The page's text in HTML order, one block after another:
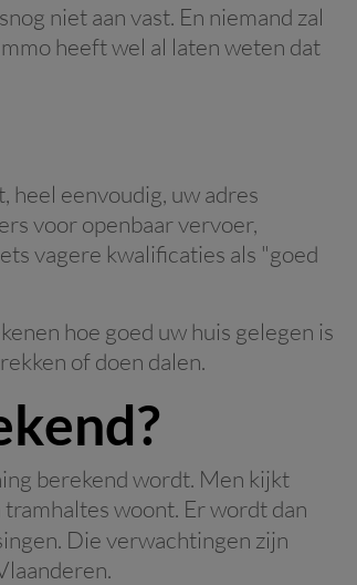
niet aan vast. En niemand zal
heeft wel al laten weten dat
heel eenvoudig, uw adres
voor openbaar vervoer,
vagere kwalificaties als "goed
hoe goed uw huis gelegen is
of doen dalen.
berekend wordt. Men kijkt
woont. Er wordt dan
Die verwachtingen zijn